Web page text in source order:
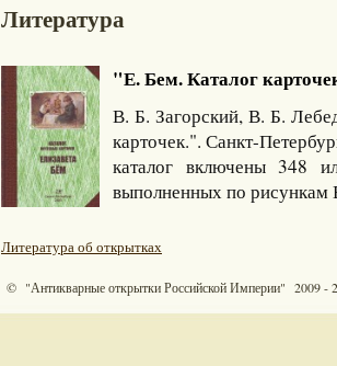
Литература
"Е. Бем. Каталог
В. Б. Загорский, В. Б.
карточек.". Санкт-
каталог включены 348
выполненных по рисункам
Литература об открытках
© "Антикварные открытки Российской Империи" 2009 -